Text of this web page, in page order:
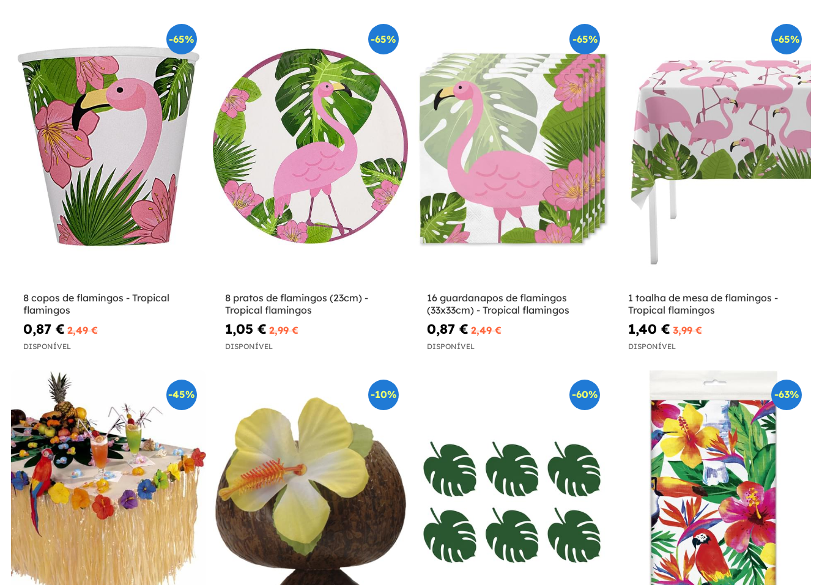
-65%
8 copos de flamingos - Tropical
flamingos
0,87 € 2,49 €
DISPONÍVEL
-65%
8 pratos de flamingos (23cm) -
Tropical flamingos
1,05 € 2,99 €
DISPONÍVEL
-65%
16 guardanapos de flamingos
(33x33cm) - Tropical flamingos
0,87 € 2,49 €
DISPONÍVEL
-65%
1 toalha de mesa de flamingos -
Tropical flamingos
1,40 € 3,99 €
DISPONÍVEL
-45% -10% -60% -63%